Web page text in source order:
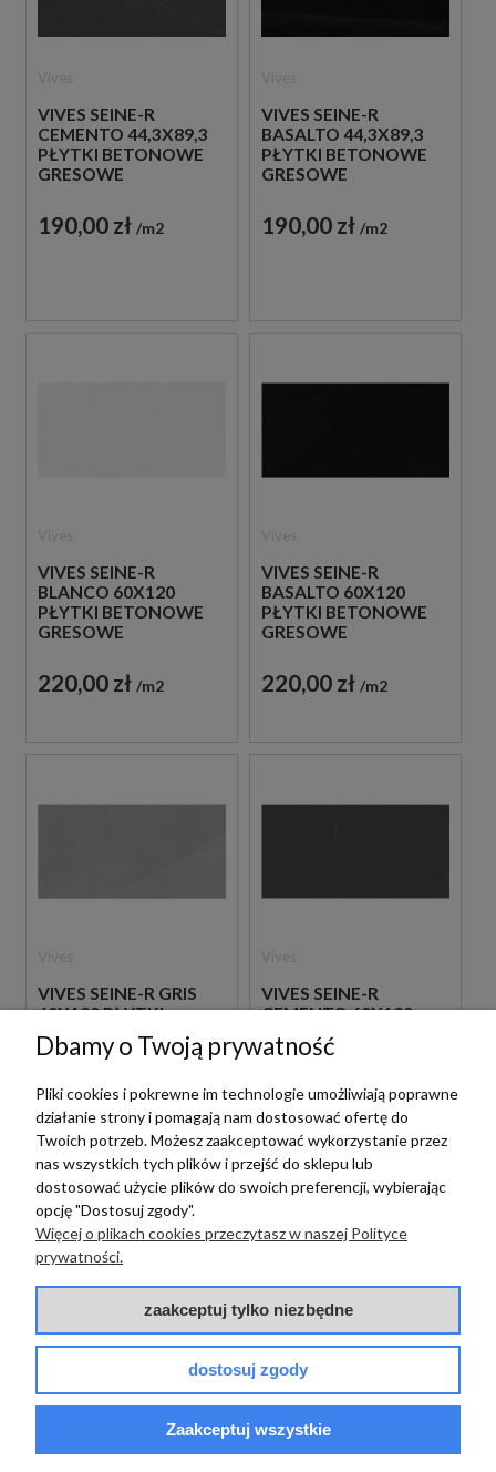
VIVES SEINE-R
CEMENTO 44,3X89,3
PŁYTKI BETONOWE
GRESOWE
190,00 zł m2
VIVES SEINE-R
BASALTO 44,3X89,3
PŁYTKI BETONOWE
GRESOWE
190,00 zł m2
VIVES SEINE-R
BLANCO 60X120
PŁYTKI BETONOWE
GRESOWE
220,00 zł m2
VIVES SEINE-R
BASALTO 60X120
PŁYTKI BETONOWE
GRESOWE
220,00 zł m2
VIVES SEINE-R GRIS
60X120 PŁYTKI
BETONOWE
GRESOWE
220,00 zł
VIVES SEINE-R
CEMENTO 60X120
PŁYTKI BETONOWE
GRESOWE
220,00 zł m2
Vives
VIVES SEINE-R
CEMENTO 80X180
Dbamy o Twoją prywatność
Pliki cookies i pokrewne im technologie umożliwiają poprawne
działanie strony i pomagają nam dostosować ofertę do
Twoich potrzeb. Możesz zaakceptować wykorzystanie przez
nas wszystkich tych plików i przejść do sklepu lub
dostosować użycie plików do swoich preferencji, wybierając
opcję "Dostosuj zgody".
Więcej o plikach cookies przeczytasz w naszej Polityce
prywatności.
zaakceptuj tylko niezbędne
dostosuj zgody
Zaakceptuj wszystkie